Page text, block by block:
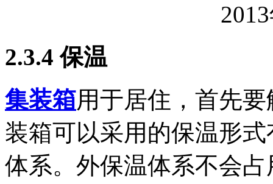
2.3.4 保温
集装箱用于居住，首先
装箱可以采用的保温形
体系。外保温体系不会